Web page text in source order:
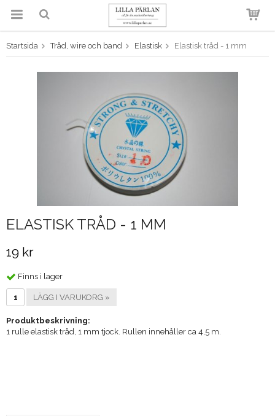
Produkten har blivit tillagd i
varukorgen
Startsida Tråd, wire och band Elastisk Elastisk tråd - 1 mm
ELASTISK TRÅD - 1 MM
19 kr
Finns i lager
LÄGG I VARUKORG »
Produktbeskrivning:
1 rulle elastisk tråd, 1 mm tjock. Rullen innehåller ca 4,5 m.